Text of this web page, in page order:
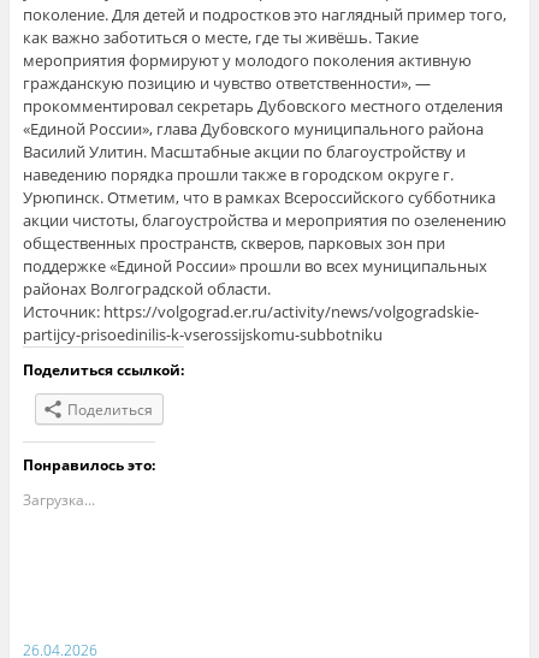
поколение. Для детей и подростков это наглядный пример того,
как важно заботиться о месте, где ты живёшь. Такие
мероприятия формируют у молодого поколения активную
гражданскую позицию и чувство ответственности», —
прокомментировал секретарь Дубовского местного отделения
«Единой России», глава Дубовского муниципального района
Василий Улитин. Масштабные акции по благоустройству и
наведению порядка прошли также в городском округе г.
Урюпинск. Отметим, что в рамках Всероссийского субботника
акции чистоты, благоустройства и мероприятия по озеленению
общественных пространств, скверов, парковых зон при
поддержке «Единой России» прошли во всех муниципальных
районах Волгоградской области.
Источник: https://volgograd.er.ru/activity/news/volgogradskie-
partijcy-prisoedinilis-k-vserossijskomu-subbotniku
Поделиться ссылкой:
Поделиться
Понравилось это:
Загрузка...
26.04.2026